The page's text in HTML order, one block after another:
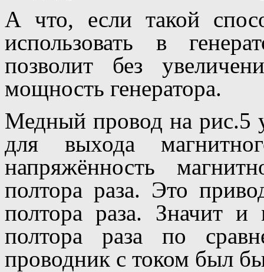
А что, если такой
использовать в
позволит без
мощность генератора.
Медный провод на рис.5
для выхода
напряжённость
полтора раза. Это
полтора раза. Значит и
полтора раза по
проводник с током был